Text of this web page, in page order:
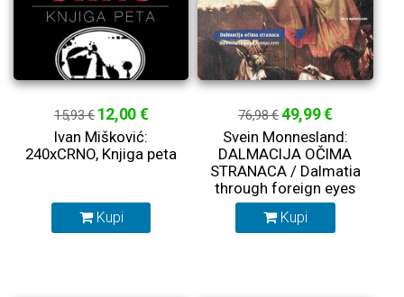
15,93 € 12,00 €
Ivan Mišković:
240xCRNO, Knjiga peta
Kupi
76,98 €49,99 €
Svein Monnesland:
DALMACIJA OČIMA
STRANACA / Dalmatia
through foreign eyes
Kupi